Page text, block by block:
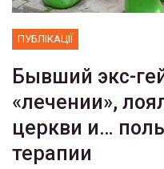
ПУБЛІКАЦІЇ
Бывший экс-
«лечении»,
церкви и…
терапии